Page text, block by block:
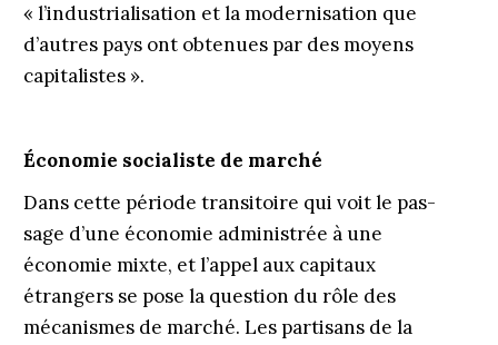
« l’industrialisation et la modernisation que
d’autres pays ont obtenues par des moyens
capitalistes ».
Économie socialiste de marché
Dans cette période transitoire qui voit le pas­
sage d’une économie administrée à une
économie mixte, et l’appel aux capitaux
étrangers se pose la question du rôle des
mécanismes de marché. Les partisans de la